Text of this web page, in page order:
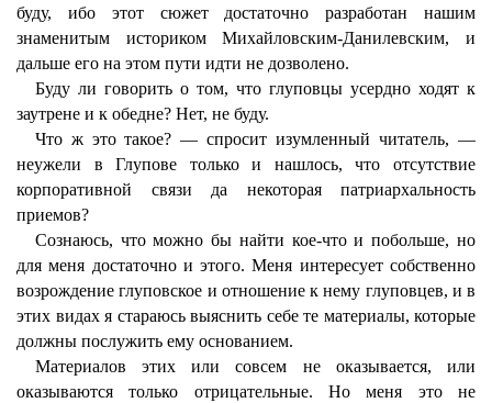
буду, ибо этот сюжет достаточно разработан нашим
знаменитым историком Михайловским-Данилевским, и
дальше его на этом пути идти не дозволено.
Буду ли говорить о том, что глуповцы усердно ходят к
заутрене и к обедне? Нет, не буду.
Что ж это такое? — спросит изумленный читатель, —
неужели в Глупове только и нашлось, что отсутствие
корпоративной связи да некоторая патриархальность
приемов?
Сознаюсь, что можно бы найти кое-что и побольше, но
для меня достаточно и этого. Меня интересует собственно
возрождение глуповское и отношение к нему глуповцев, и в
этих видах я стараюсь выяснить себе те материалы, которые
должны послужить ему основанием.
Материалов этих или совсем не оказывается, или
оказываются только отрицательные. Но меня это не